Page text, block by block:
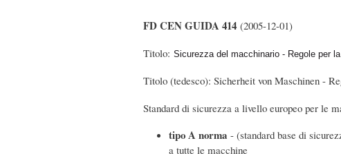
FD CEN GUIDA 414 (2005-12-01)
Titolo: Sicurezza del macchinario - Regole per
Titolo (tedesco): Sicherheit von Maschinen -
Standard di sicurezza a livello europeo per le
tipo A norma - (standard base di
a tutte le macchine